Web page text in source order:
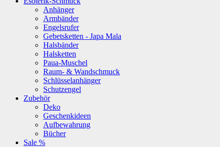
Anhänger
Armbänder
Engelsrufer
Gebetsketten - Japa Mala
Halsbänder
Halsketten
Paua-Muschel
Raum- & Wandschmuck
Schlüsselanhänger
Schutzengel
Zubehör
Deko
Geschenkideen
Aufbewahrung
Bücher
Sale %